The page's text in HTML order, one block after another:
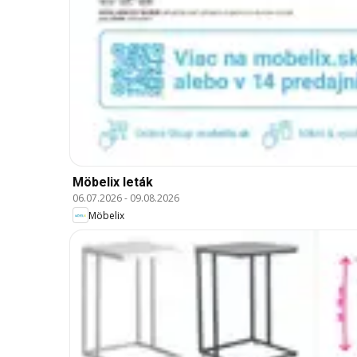
Möbelix leták
06.07.2026- 09.08.2026
Möbelix